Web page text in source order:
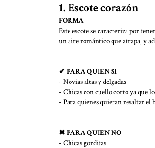
1. Escote corazón
FORMA
Este escote se caracteriza por
un aire romántico que atrapa, y
✔ PARA QUIEN SI
- Novias altas y delgadas
- Chicas con cuello corto ya que
- Para quienes quieran resaltar el
✖ PARA QUIEN NO
- Chicas gorditas